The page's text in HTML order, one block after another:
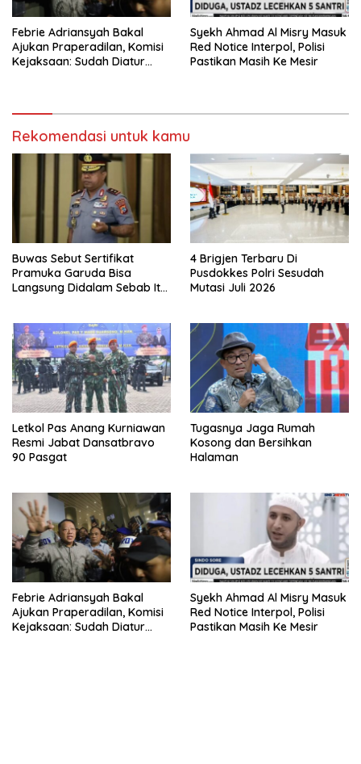
Febrie Adriansyah Bakal
Ajukan Praperadilan, Komisi
Kejaksaan: Sudah Diatur
Syekh Ahmad Al Misry Masuk
Red Notice Interpol, Polisi
Pastikan Masih Ke Mesir
Rekomendasi untuk kamu
Buwas Sebut Sertifikat
Pramuka Garuda Bisa
Langsung Didalam Sebab Itu
4 Brigjen Terbaru Di
Pusdokkes Polri Sesudah
Mutasi Juli 2026
Letkol Pas Anang Kurniawan
Resmi Jabat Dansatbravo
90 Pasgat
Tugasnya Jaga Rumah
Kosong dan Bersihkan
Halaman
Febrie Adriansyah Bakal
Ajukan Praperadilan, Komisi
Kejaksaan: Sudah Diatur
Syekh Ahmad Al Misry Masuk
Red Notice Interpol, Polisi
Pastikan Masih Ke Mesir